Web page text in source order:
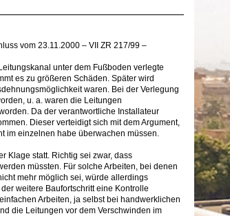
vom 23.11.2000 – VII ZR 217/99 –
unter dem Fußboden verlegte
es zu größeren Schäden. Später wird
waren. Bei der Verlegung
u. a. waren die Leitungen
Da der verantwortliche Installateur
Dieser verteidigt sich mit dem Argument,
im einzelnen habe überwachen müssen.
Klage statt. Richtig sei zwar, dass
müssten. Für solche Arbeiten, bei denen
mehr möglich sei, würde allerdings
weitere Baufortschritt eine Kontrolle
Arbeiten, ja selbst bei handwerklichen
die Leitungen vor dem Verschwinden im